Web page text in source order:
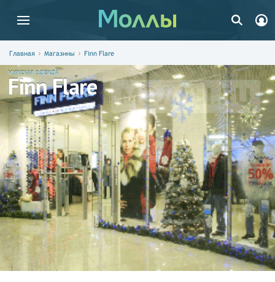
Главная Магазины Finn Flare
МУЖСКАЯ ОДЕЖДА
Finn Flare